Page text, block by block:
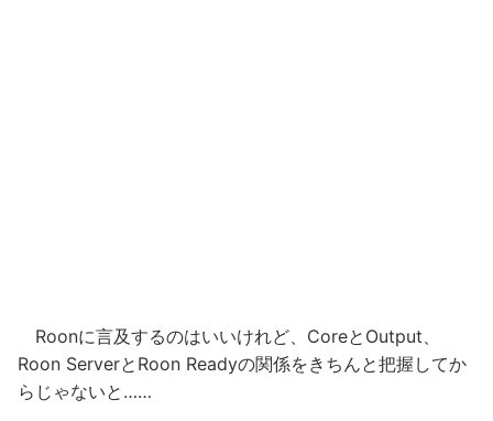
Roonに言及するのはいいけれど、CoreとOutput、
Roon ServerとRoon Readyの関係をきちんと把握してか
らじゃないと……